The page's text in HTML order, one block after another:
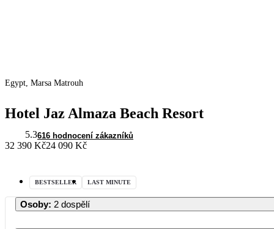
Egypt, Marsa Matrouh
Hotel Jaz Almaza Beach Resort
5.3616 hodnocení zákazníků
32 390 Kč24 090 Kč
BESTSELLER LAST MINUTE
Osoby: 2 dospělí